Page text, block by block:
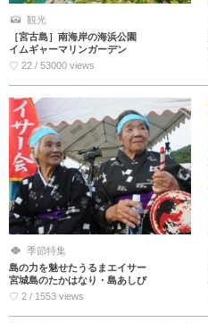
観光
［宮古島］南海岸の海浜公園
イムギャーマリンガーデン
♡ 22 / 53000 views
季節特集
島の力を魅せたうるまエイサー
宮城島のたかはなり・島あしび
♡ 2 / 1553 views